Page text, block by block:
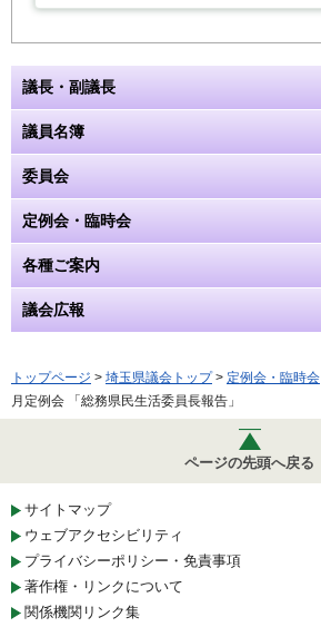
議長・副議長
議員名簿
委員会
定例会・臨時会
各種ご案内
議会広報
トップページ > 埼玉県議会トップ> 定例会・臨時会
月定例会 「総務県民生活委員長報告」
ページの先頭へ戻る
サイトマップ
ウェブアクセシビリティ
プライバシーポリシー・免責事項
著作権・リンクについて
関係機関リンク集